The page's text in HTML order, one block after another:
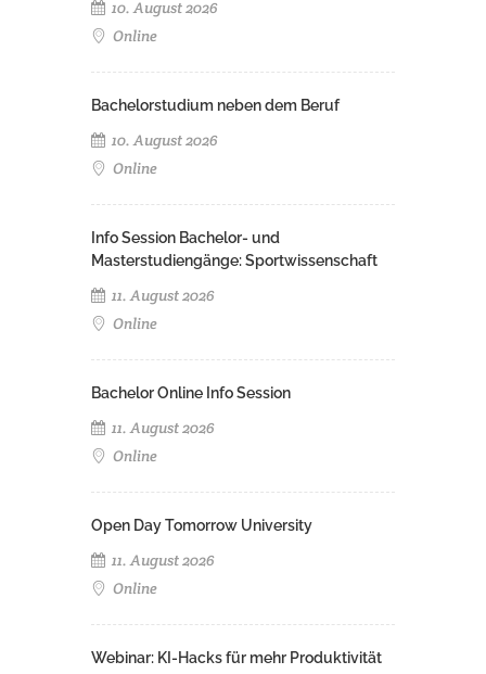
10. August 2026
Online
Bachelorstudium neben dem Beruf
10. August 2026
Online
Info Session Bachelor- und
Masterstudiengänge: Sportwissenschaft
11. August 2026
Online
Bachelor Online Info Session
11. August 2026
Online
Open Day Tomorrow University
11. August 2026
Online
Webinar: KI-Hacks für mehr Produktivität